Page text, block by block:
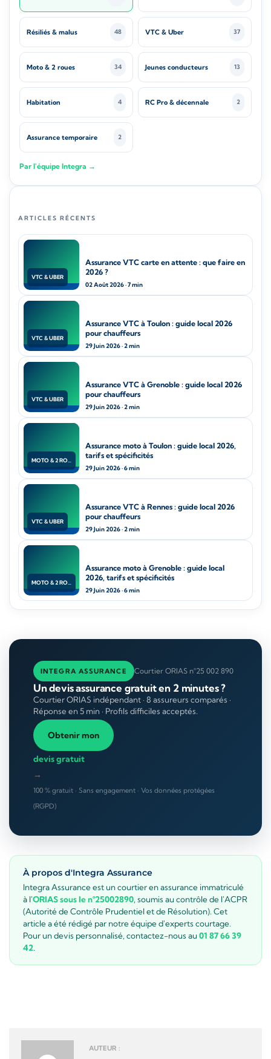
Résiliés & malus 48 VTC & Uber 37
Moto & 2 roues 34 Jeunes conducteurs 13
Habitation 4 RC Pro & décennale 2
Assurance temporaire 2
Par l'équipe Integra →
ARTICLES RÉCENTS
VTC & UBER
Assurance VTC carte en attente : que faire en
2026 ?
02 Août 2026 · 7 min
VTC & UBER
Assurance VTC à Toulon : guide local 2026
pour chauffeurs
29 Juin 2026 · 2 min
VTC & UBER
Assurance VTC à Grenoble : guide local 2026
pour chauffeurs
29 Juin 2026 · 2 min
Assurance moto à Toulon : guide local 2026,
tarifs et spécificités
29 Juin 2026 · 6 min
VTC & UBER
Assurance VTC à Rennes : guide local 2026
pour chauffeurs
29 Juin 2026 · 2 min
Assurance moto à Grenoble : guide local
2026, tarifs et spécificités
29 Juin 2026 · 6 min
INTEGRA ASSURANCE Courtier ORIAS n°25 002 890
Un devis assurance gratuit en 2 minutes ?
Courtier ORIAS indépendant · 8 assureurs comparés ·
Réponse en 5 min · Profils difficiles acceptés.
Obtenir mon
devis gratuit
→
100 % gratuit · Sans engagement · Vos données protégées
(RGPD)
À propos d'Integra Assurance
Integra Assurance est un courtier en assurance immatriculé
à l'ORIAS sous le n°25002890, soumis au contrôle de l'ACPR
(Autorité de Contrôle Prudentiel et de Résolution). Cet
article a été rédigé par notre équipe d'experts courtage.
Pour un devis personnalisé, contactez-nous au 01 87 66 39
42
AUTEUR :